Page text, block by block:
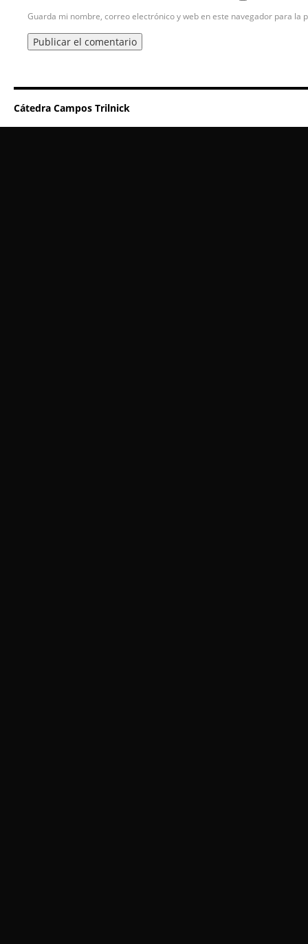
Guarda mi nombre, correo electrónico y web en este navegador para la
Cátedra Campos Trilnick